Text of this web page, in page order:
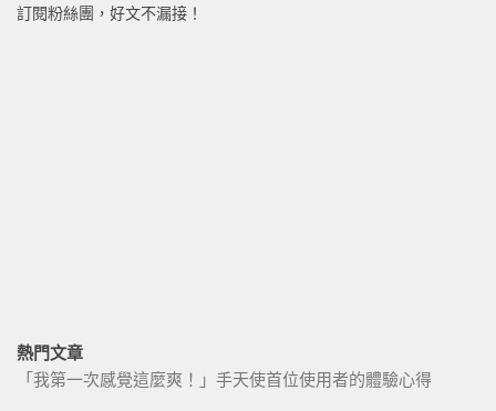
訂閱粉絲團，好文不漏接！
熱門文章
「我第一次感覺這麼爽！」手天使首位使用者的體驗心得